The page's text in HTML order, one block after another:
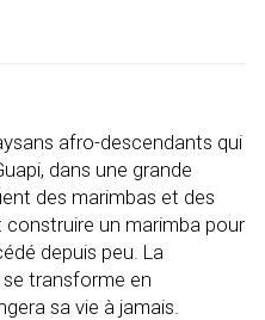
afro-descendants qui
dans une grande
des marimbas et des
un marimba pour
depuis peu. La
transforme en
sa vie à jamais.